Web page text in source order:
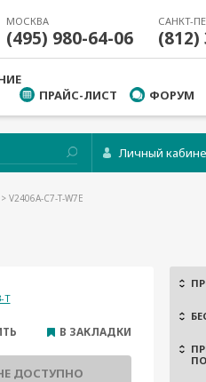
МОСКВА
(495) 980-64-06
САНКТ-
(812)
ПРАЙС-ЛИСТ
ФОРУМ
Личный
> V2406A-C7-T-W7E
T
В ЗАКЛАДКИ
ДОСТУПНО